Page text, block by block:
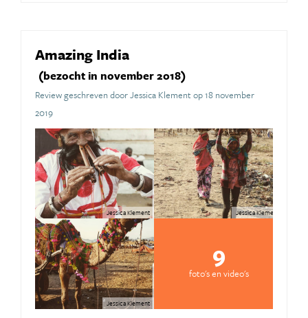
Amazing India
(bezocht in november 2018)
Review geschreven door Jessica Klement op 18 november
2019
Jessica Klement Jessica Klement
Jessica Klement
9
foto's en video's